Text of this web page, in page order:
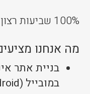
100% שביעות רצון מובטחת
מה אנחנו
בניית אתר
במובייל (iPhone/iPad/Android)